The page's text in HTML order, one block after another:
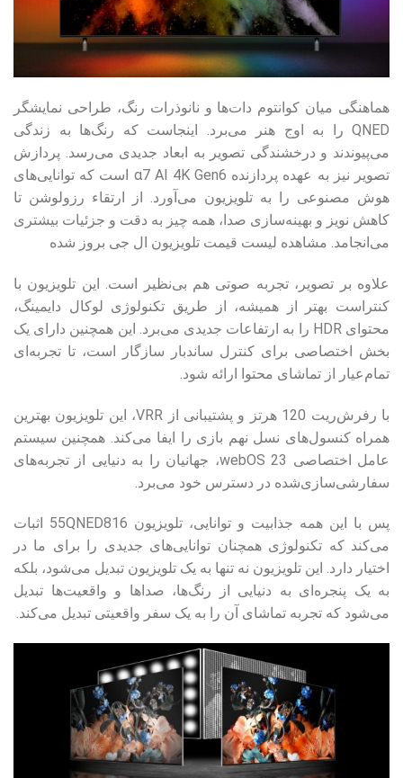
هماهنگی میان کوانتوم دات‌ها و نانوذرات رنگ، طراحی نمایشگر
QNED را به اوج هنر می‌برد. اینجاست که رنگ‌ها به زندگی
می‌پیوندند و درخشندگی تصویر به ابعاد جدیدی می‌رسد. پردازش
تصویر نیز به عهده پردازنده α7 AI 4K Gen6 است که توانایی‌های
هوش مصنوعی را به تلویزیون می‌آورد. از ارتقاء رزولوشن تا
کاهش نویز و بهینه‌سازی صدا، همه چیز به دقت و جزئیات بیشتری
می‌انجامد. مشاهده لیست قیمت تلویزیون ال جی بروز شده
علاوه بر تصویر، تجربه صوتی هم بی‌نظیر است. این تلویزیون با
کنتراست بهتر از همیشه، از طریق تکنولوژی لوکال دایمینگ،
محتوای HDR را به ارتفاعات جدیدی می‌برد. این همچنین دارای یک
بخش اختصاصی برای کنترل ساندبار سازگار است، تا تجربه‌ای
تمام‌عیار از تماشای محتوا ارائه شود.
با رفرش‌ریت 120 هرتز و پشتیبانی از VRR، این تلویزیون بهترین
همراه کنسول‌های نسل نهم بازی را ایفا می‌کند. همچنین سیستم
عامل اختصاصی webOS 23، جهانیان را به دنیایی از تجربه‌های
سفارشی‌سازی‌شده در دسترس خود می‌برد.
پس با این همه جذابیت و توانایی، تلویزیون 55QNED816 اثبات
می‌کند که تکنولوژی همچنان توانایی‌های جدیدی را برای ما در
اختیار دارد. این تلویزیون نه تنها به یک تلویزیون تبدیل می‌شود، بلکه
به یک پنجره‌ای به دنیایی از رنگ‌ها، صداها و واقعیت‌ها تبدیل
می‌شود که تجربه تماشای آن را به یک سفر واقعیتی تبدیل می‌کند.